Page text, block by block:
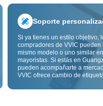
Soporte
Si ya tienes un estilo objetivo,
compradores de VVIC pueden
mismo modelo o uno similar
mayoristas. Si estás en
pueden acompañarte a
VVIC ofrece cambio de
imagen o muestra, para que